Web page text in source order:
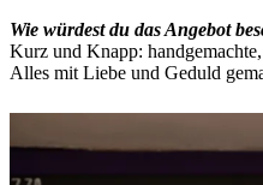
Wie würdest du das Angebot
Kurz und Knapp:
Alles mit Liebe und Geduld